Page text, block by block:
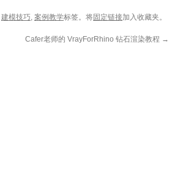
建模技巧, 案例教学标签。将固定链接加入收藏夹。
Cafer老师的 VrayForRhino 钻石渲染教程 →